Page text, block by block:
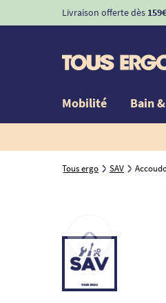
Livraison offerte dès 159€
Mobilité Bain
Tous ergo SAV